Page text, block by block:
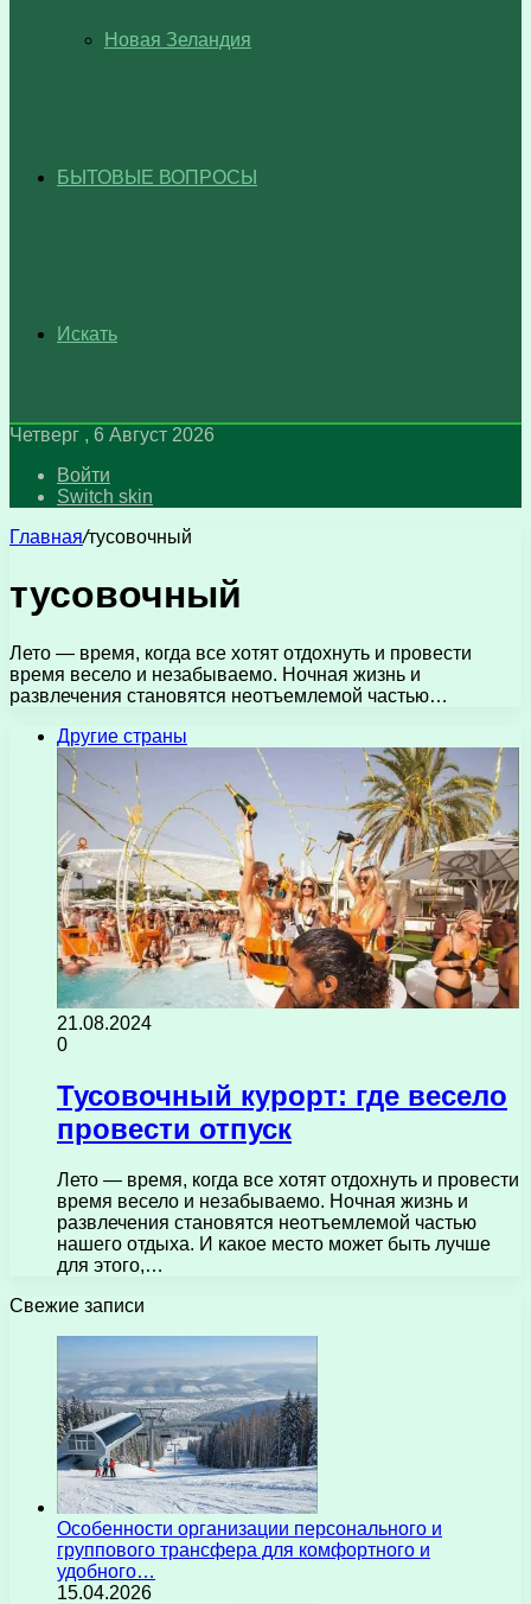
Новая Зеландия
БЫТОВЫЕ ВОПРОСЫ
Искать
Четверг , 6 Август 2026
Войти
Switch skin
Главная/тусовочный
тусовочный
Лето — время, когда все хотят отдохнуть и провести
время весело и незабываемо. Ночная жизнь и
развлечения становятся неотъемлемой частью…
Другие страны
21.08.2024
0
Тусовочный курорт: где весело
провести отпуск
Лето — время, когда все хотят отдохнуть и провести
время весело и незабываемо. Ночная жизнь и
развлечения становятся неотъемлемой частью
нашего отдыха. И какое место может быть лучше
для этого,…
Свежие записи
Особенности организации персонального и
группового трансфера для комфортного и
удобного…
15.04.2026